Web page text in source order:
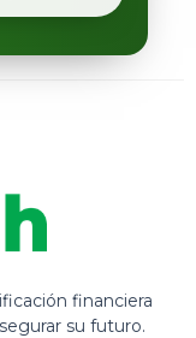
financiera
su futuro.